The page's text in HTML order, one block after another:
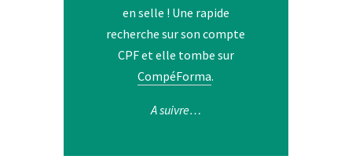
en selle ! Une rapide
recherche sur son compte
CPF et elle tombe sur
CompéForma.
A suivre…